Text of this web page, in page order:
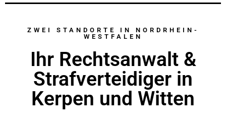
ZWEI STANDORTE IN NORDRHEIN-
WESTFALEN
Ihr Rechtsanwalt &
Strafverteidiger in
Kerpen und Witten